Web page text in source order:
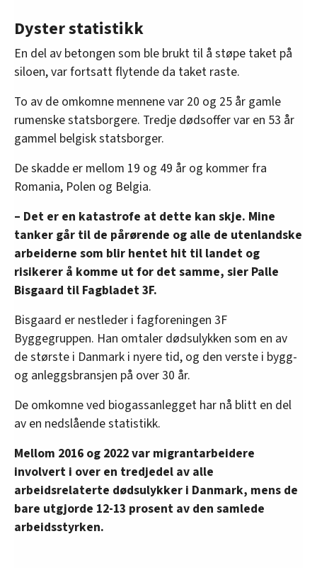
Dyster statistikk
En del av betongen som ble brukt til å støpe taket på
siloen, var fortsatt flytende da taket raste.
To av de omkomne mennene var 20 og 25 år gamle
rumenske statsborgere. Tredje dødsoffer var en 53 år
gammel belgisk statsborger.
De skadde er mellom 19 og 49 år og kommer fra
Romania, Polen og Belgia.
– Det er en katastrofe at dette kan skje. Mine
tanker går til de pårørende og alle de utenlandske
arbeiderne som blir hentet hit til landet og
risikerer å komme ut for det samme, sier Palle
Bisgaard til Fagbladet 3F.
Bisgaard er nestleder i fagforeningen 3F
Byggegruppen. Han omtaler dødsulykken som en av
de største i Danmark i nyere tid, og den verste i bygg-
og anleggsbransjen på over 30 år.
De omkomne ved biogassanlegget har nå blitt en del
av en nedslående statistikk.
Mellom 2016 og 2022 var migrantarbeidere
involvert i over en tredjedel av alle
arbeidsrelaterte dødsulykker i Danmark, mens de
bare utgjorde 12-13 prosent av den samlede
arbeidsstyrken.